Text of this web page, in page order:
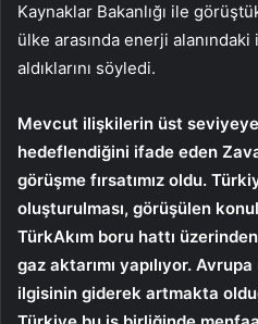
Kaynaklar Bakanlığı ile
ülke arasında enerji
aldıklarını söyledi.
Mevcut ilişkilerin üst seviyeye
hedeflendiğini ifade eden
görüşme fırsatımız oldu.
oluşturulması, görüşülen
TürkAkım boru hattı
gaz aktarımı yapılıyor.
ilgisinin giderek artmakta